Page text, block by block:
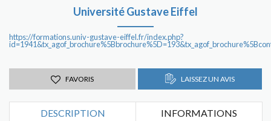
Université Gustave Eiffel
https://formations.univ-gustave-eiffel.fr/index.php?
FAVORIS LAISSEZ UN AVIS
DESCRIPTION INFORMATIONS